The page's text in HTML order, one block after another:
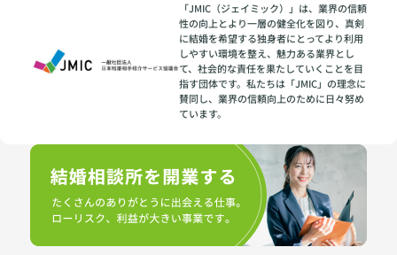
「JMIC（ジェイミック）」は、業界の信頼
性の向上とより一層の健全化を図り、真剣
に結婚を希望する独身者にとってより利用
しやすい環境を整え、魅力ある業界とし
て、社会的な責任を果たしていくことを目
指す団体です。私たちは「JMIC」の理念に
賛同し、業界の信頼向上のために日々努め
ています。